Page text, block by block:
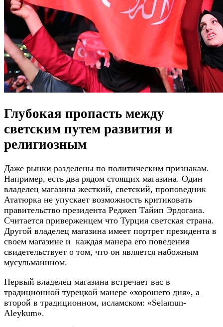
Глубокая пропасть между
светским путем развития и
религиозным
Даже рынки разделены по политическим признакам.
Например, есть два рядом стоящих магазина. Один
владелец магазина жесткий, светский, проповедник
Ататюрка не упускает возможность критиковать
правительство президента Реджеп Тайип Эрдогана.
Считается приверженцем что Турция светская страна.
Другой владелец магазина имеет портрет президента в
своем магазине и каждая манера его поведения
свидетельствует о том, что он является набожным
мусульманином.
Первый владелец магазина встречает вас в
традиционной турецкой манере «хорошего дня», а
второй в традиционном, исламском: «Selamun-
Aleykum».